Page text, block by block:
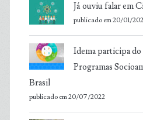
Já ouviu falar em
publicado em 20/01/
Idema participa
Programas
Brasil
publicado em 20/07/2022